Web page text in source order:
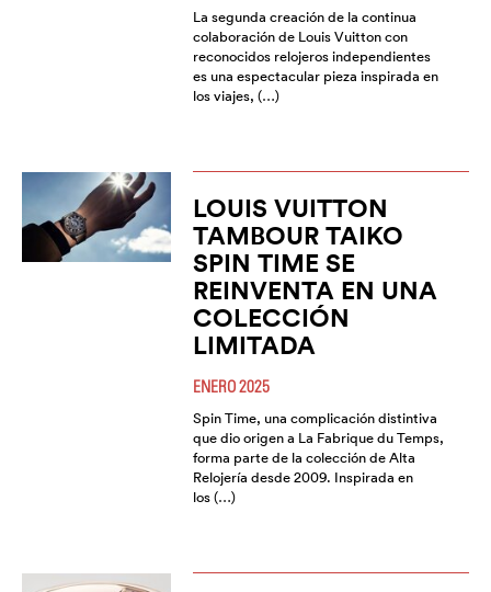
La segunda creación de la continua
colaboración de Louis Vuitton con
reconocidos relojeros independientes
es una espectacular pieza inspirada en
los viajes, (…)
LOUIS VUITTON
TAMBOUR TAIKO
SPIN TIME SE
REINVENTA EN UNA
COLECCIÓN
LIMITADA
ENERO 2025
Spin Time, una complicación distintiva
que dio origen a La Fabrique du Temps,
forma parte de la colección de Alta
Relojería desde 2009. Inspirada en
los (…)